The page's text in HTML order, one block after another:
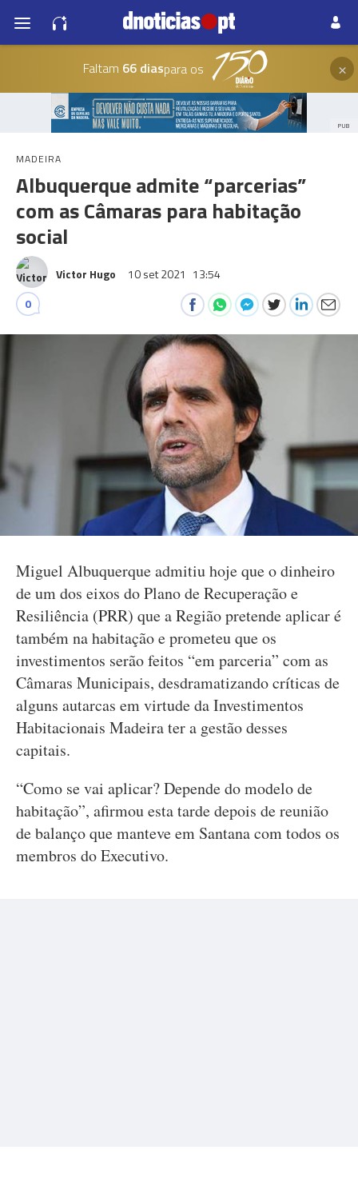
Faltam 66 diaspara os ×
PUB
MADEIRA
Albuquerque admite “parcerias”
com as Câmaras para habitação
social
Victor Hugo 10 set 2021 13:54
0
Miguel Albuquerque admitiu hoje que o dinheiro
de um dos eixos do Plano de Recuperação e
Resiliência (PRR) que a Região pretende aplicar é
também na habitação e prometeu que os
investimentos serão feitos “em parceria” com as
Câmaras Municipais, desdramatizando críticas de
alguns autarcas em virtude da Investimentos
Habitacionais Madeira ter a gestão desses
capitais.
“Como se vai aplicar? Depende do modelo de
habitação”, afirmou esta tarde depois de reunião
de balanço que manteve em Santana com todos os
membros do Executivo.